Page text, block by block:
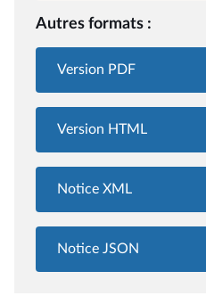
Autres formats :
Version PDF
Version HTML
Notice XML
Notice JSON